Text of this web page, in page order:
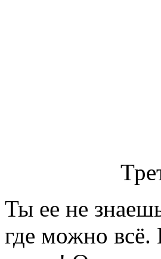
Ты ее не
где можно